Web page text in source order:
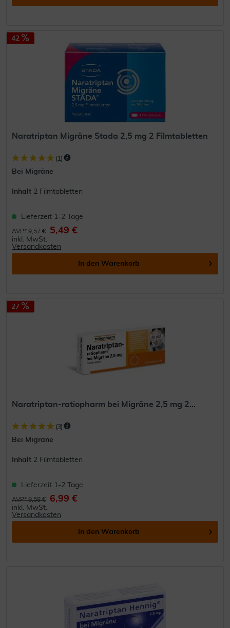
42
Naratriptan Migräne Stada 2,5 mg 2 Filmtabletten
(1)
Bei Migräne
Inhalt 2 Filmtabletten
Lieferzeit 1-2 Tage
AVP* 9,57 € 5,49 €
inkl. MwSt.
Versandkosten
In den Warenkorb
27
Naratriptan-ratiopharm bei Migräne 2,5 mg 2...
(3)
Bei Migräne
Inhalt 2 Filmtabletten
Lieferzeit 1-2 Tage
AVP* 9,58 € 6,99 €
inkl. MwSt.
Versandkosten
In den Warenkorb